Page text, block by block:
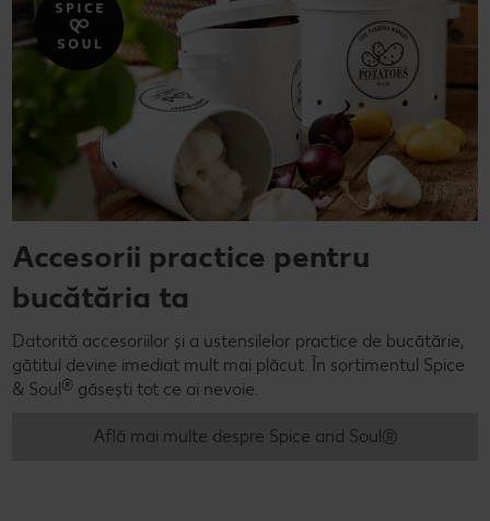
Accesorii practice pentru
bucătăria ta
Datorită accesoriilor și a ustensilelor practice de bucătărie,
gătitul devine imediat mult mai plăcut. În sortimentul Spice
& Soul® găsești tot ce ai nevoie.
Află mai multe despre Spice and Soul®